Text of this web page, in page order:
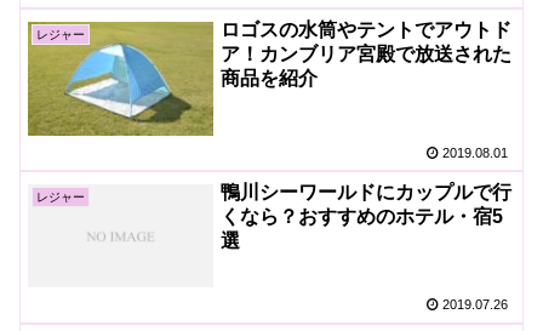
レジャー
ロゴスの水筒やテントでアウトド
ア！カンブリア宮殿で放送された
商品を紹介
2019.08.01
レジャー
鴨川シーワールドにカップルで行
くなら？おすすめのホテル・宿5
選
2019.07.26